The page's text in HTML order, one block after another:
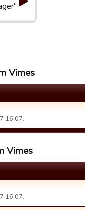
Vimes
16:07.
Vimes
16:07.